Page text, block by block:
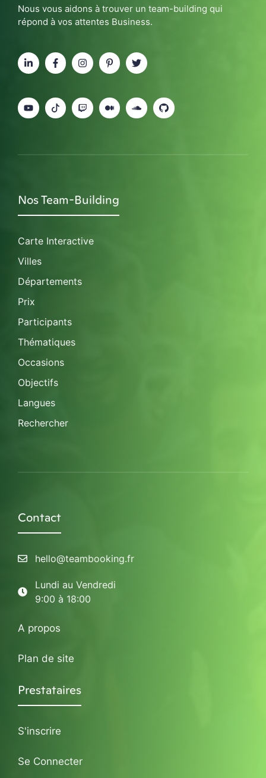
Nous vous aidons à trouver un team-building qui
répond à vos attentes Business.
Nos Team-Building
Carte Interactive
Villes
Départements
Prix
Participants
Thématiques
Occasions
Objectifs
Langues
Rechercher
Contact
hello@teambooking.fr
Lundi au Vendredi
9:00 à 18:00
A propos
Plan de site
Prestataires
S'inscrire
Se Connecter